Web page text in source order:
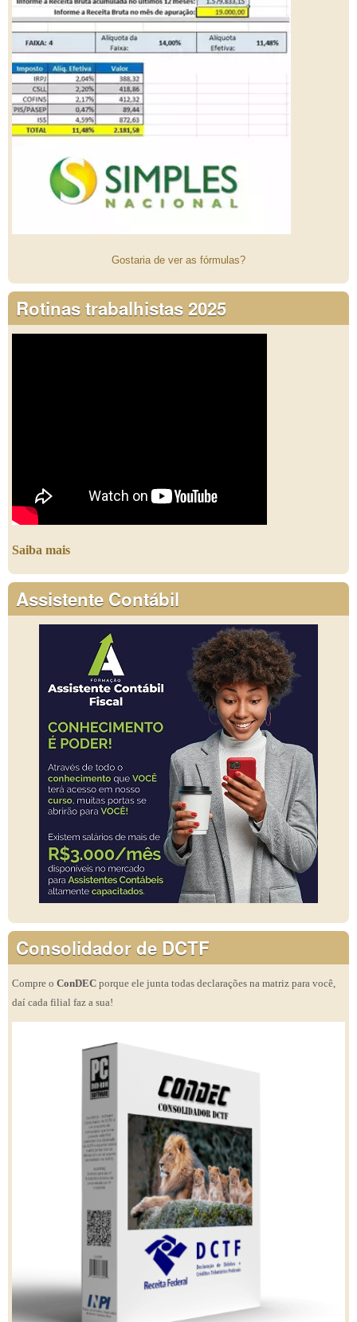
Gostaria de ver as fórmulas?
Rotinas trabalhistas 2025
Saiba mais
Assistente Contábil
Consolidador de DCTF
Compre o ConDEC porque ele junta todas declarações na matriz para você,
daí cada filial faz a sua!